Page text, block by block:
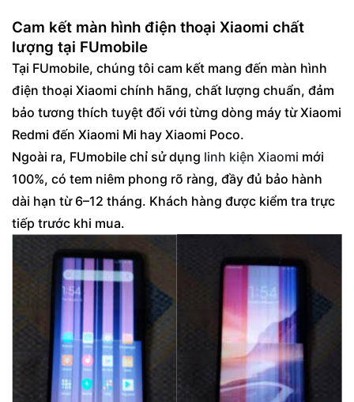
Cam kết màn hình điện thoại Xiaomi chất
lượng tại FUmobile
Tại FUmobile, chúng tôi cam kết mang đến màn hình
điện thoại Xiaomi chính hãng, chất lượng chuẩn, đảm
bảo tương thích tuyệt đối với từng dòng máy từ Xiaomi
Redmi đến Xiaomi Mi hay Xiaomi Poco.
Ngoài ra, FUmobile chỉ sử dụng linh kiện Xiaomi mới
100%, có tem niêm phong rõ ràng, đầy đủ bảo hành
dài hạn từ 6–12 tháng. Khách hàng được kiểm tra trực
tiếp trước khi mua.